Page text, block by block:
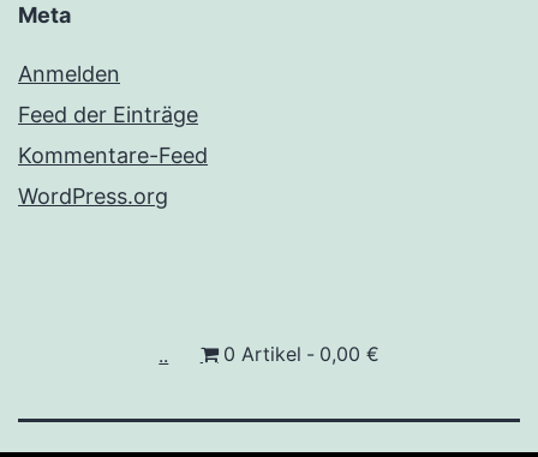
Meta
Anmelden
Feed der Einträge
Kommentare-Feed
WordPress.org
.. 0 Artikel 0,00 €